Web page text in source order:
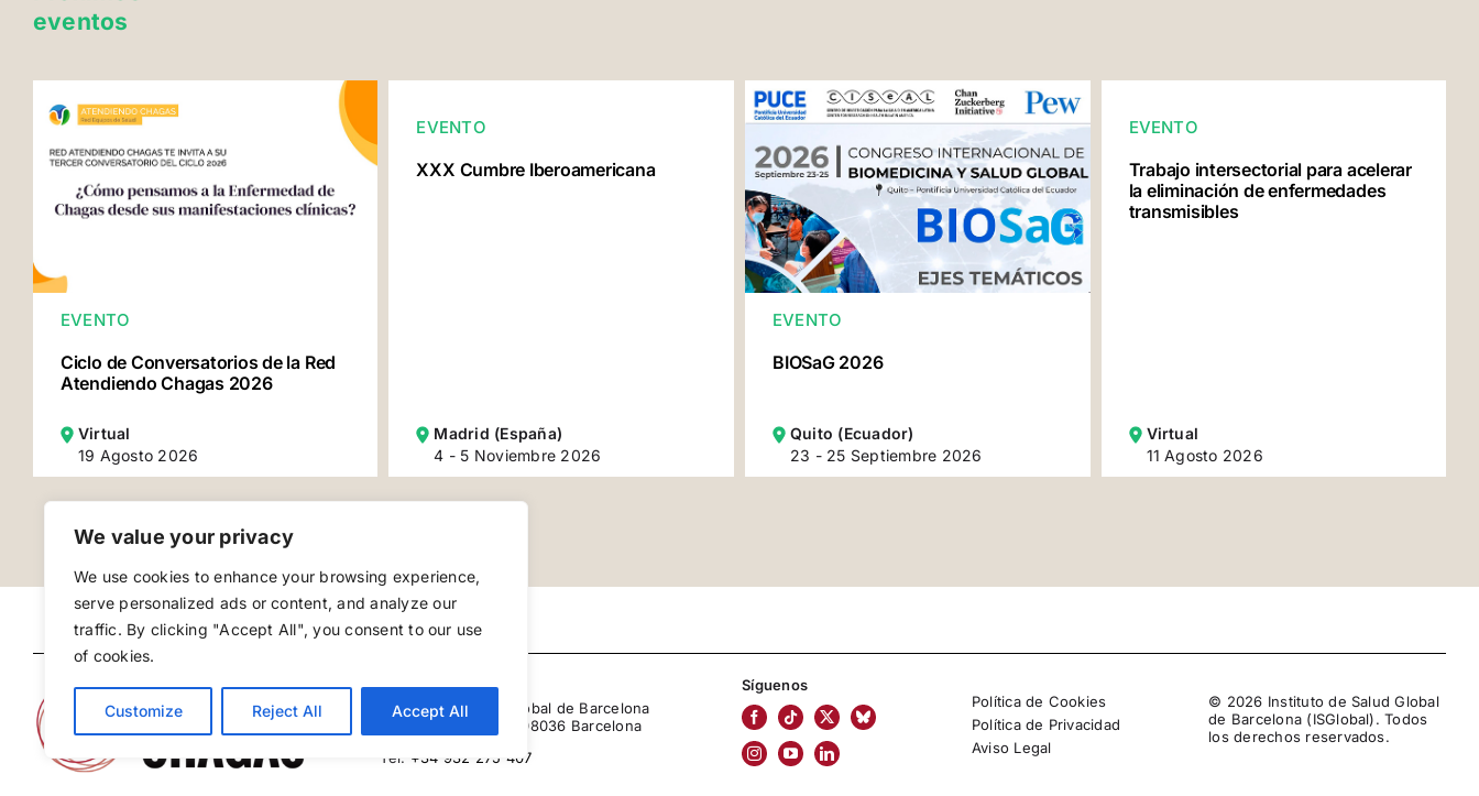
We value your privacy
We use cookies to enhance your browsing experience,
serve personalized ads or content, and analyze our
traffic. By clicking "Accept All", you consent to our use
of cookies.
Customize Reject All Accept All
eventos
EVENTO
Ciclo de Conversatorios de la Red
Atendiendo Chagas 2026
Virtual
19 Agosto 2026
EVENTO
XXX Cumbre Iberoamericana
Madrid (España)
4 - 5 Noviembre 2026
EVENTO
BIOSaG 2026
Quito (Ecuador)
23 - 25 Septiembre 2026
EVENTO
Trabajo intersectorial para acelerar
la eliminación de enfermedades
transmisibles
Virtual
11 Agosto 2026
Coordinación
Instituto de Salud Global de Barcelona
c/ Rosselló, 132, 4º 08036 Barcelona
Tel. +34 932 275 407
Síguenos
Política de Cookies
Política de Privacidad
Aviso Legal
© 2026 Instituto de Salud Global
de Barcelona (ISGlobal). Todos
los derechos reservados.